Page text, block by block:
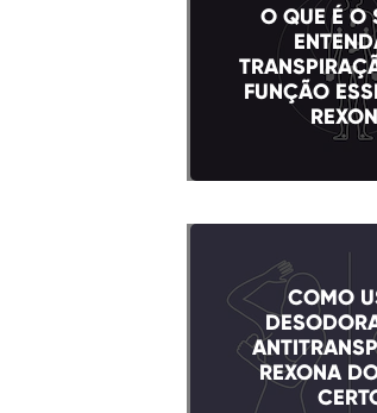
O QUE É O
FUNÇÃO
COMO
REXONA